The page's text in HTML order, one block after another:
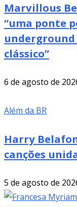
Marvillous
“uma ponte
underground
clássico”
6 de agosto de
Além da BR
Harry
canções
5 de agosto de